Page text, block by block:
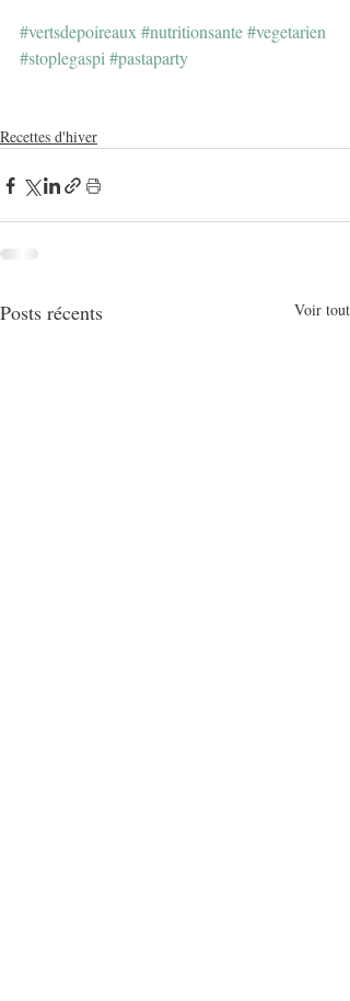
#vertsdepoireaux #nutritionsante#vegetarien
#stoplegaspi #pastaparty
Recettes d'hiver
Posts récents Voir tout